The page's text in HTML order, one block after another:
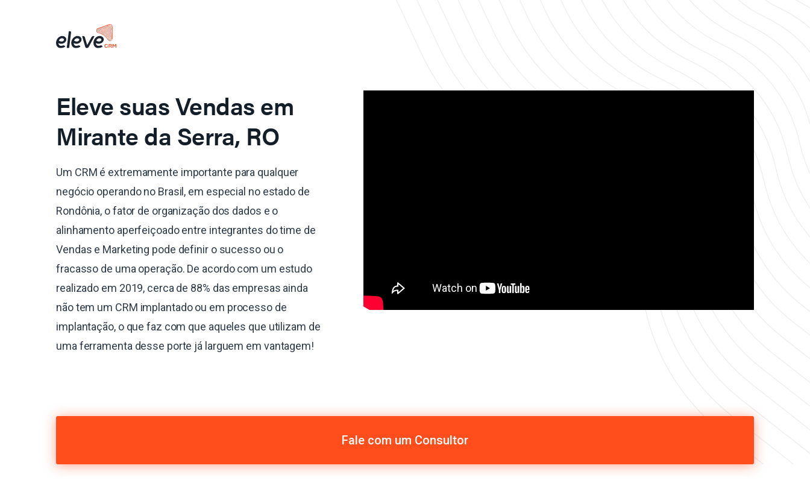
Eleve suas Vendas em
Mirante da Serra, RO
Um CRM é extremamente importante para qualquer
negócio operando no Brasil, em especial no estado de
Rondônia, o fator de organização dos dados e o
alinhamento aperfeiçoado entre integrantes do time de
Vendas e Marketing pode definir o sucesso ou o
fracasso de uma operação. De acordo com um estudo
realizado em 2019, cerca de 88% das empresas ainda
não tem um CRM implantado ou em processo de
implantação, o que faz com que aqueles que utilizam de
uma ferramenta desse porte já larguem em vantagem!
Fale com um Consultor